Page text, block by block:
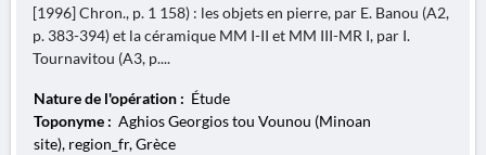
[1996] Chron., p. 1 158) : les objets en pierre, par E. Banou (A2,
p. 383-394) et la céramique MM I-II et MM III-MR I, par I.
Tournavitou (A3, p....
Nature de l'opération : Étude
Toponyme : Aghios Georgios tou Vounou (Minoan
site), region_fr, Grèce